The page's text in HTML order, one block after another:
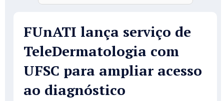
FUnATI lança serviço de
TeleDermatologia com
UFSC para ampliar acesso
ao diagnóstico